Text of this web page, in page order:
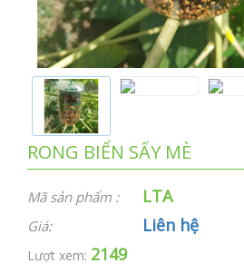
RONG BIỂN SẤY MÈ
Mã sản phẩm : LTA
Giá: Liên hệ
Lượt xem: 2149